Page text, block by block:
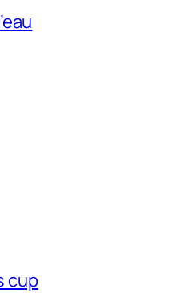
cup